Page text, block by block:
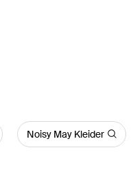
Noisy May Kleider